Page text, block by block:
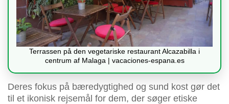
Terrassen på den vegetariske restaurant Alcazabilla i
centrum af Malaga | vacaciones-espana.es
Deres fokus på bæredygtighed og sund kost gør det
til et ikonisk rejsemål for dem, der søger etiske